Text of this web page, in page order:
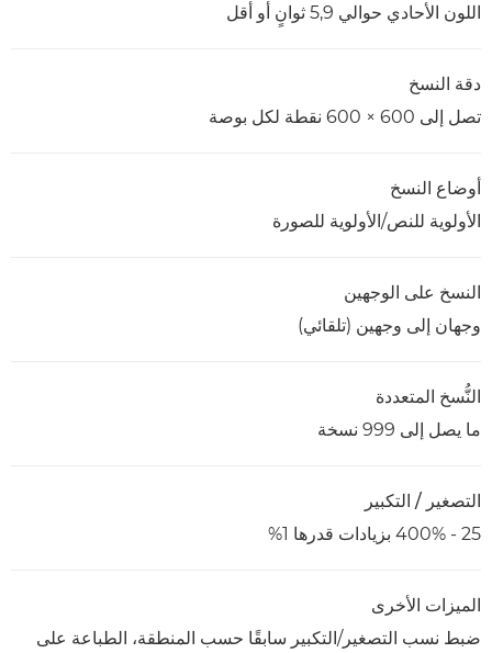
اللون الأحادي حوالي 5,9 ثوانٍ أو أقل
دقة النسخ
تصل إلى 600 × 600 نقطة لكل بوصة
أوضاع النسخ
الأولوية للنص/الأولوية للصورة
النسخ على الوجهين
وجهان إلى وجهين (تلقائي)
النُّسخ المتعددة
ما يصل إلى 999 نسخة
التصغير / التكبير
25 - 400% بزيادات قدرها 1%
الميزات الأخرى
ضبط نسب التصغير/التكبير سابقًا حسب المنطقة، الطباعة على